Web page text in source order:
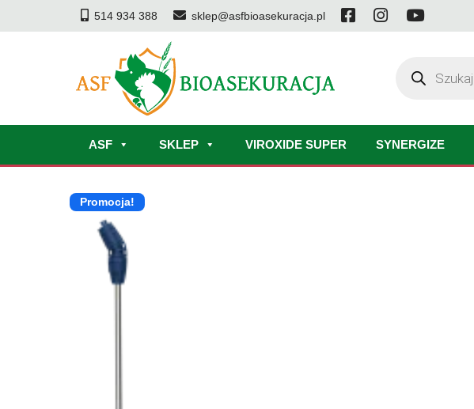
514 934 388 sklep@asfbioasekuracja.pl
produktów
ASF SKLEP VIROXIDE SUPER SYNERGIZE
Promocja!